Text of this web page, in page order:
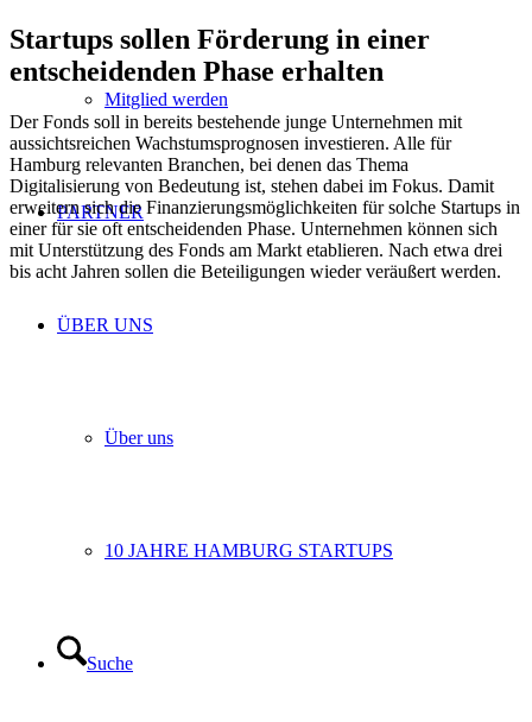
Mitglied werden
PARTNER
ÜBER UNS
Über uns
10 JAHRE HAMBURG STARTUPS
Suche
Startups sollen Förderung in einer
entscheidenden Phase erhalten
Der Fonds soll in bereits bestehende junge Unternehmen mit
aussichtsreichen Wachstumsprognosen investieren. Alle für
Hamburg relevanten Branchen, bei denen das Thema
Digitalisierung von Bedeutung ist, stehen dabei im Fokus. Damit
erweitern sich die Finanzierungsmöglichkeiten für solche Startups in
einer für sie oft entscheidenden Phase. Unternehmen können sich
mit Unterstützung des Fonds am Markt etablieren. Nach etwa drei
bis acht Jahren sollen die Beteiligungen wieder veräußert werden.